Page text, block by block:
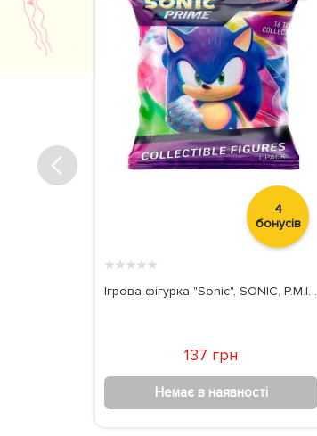
4
бонусів
★★★★★
Ігрова фігурка "Sonic", SONIC, P.M.I. .
137 грн
Немає в наявності